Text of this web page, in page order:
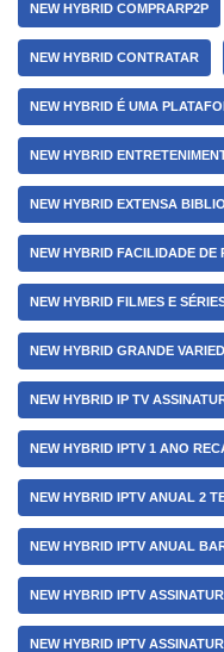
NEW HYBRID COMPRARP2P
NEW HYBRID CONTRATAR
NEW HYBRID É UMA
NEW HYBRID
NEW HYBRID EXTENSA
NEW HYBRID FACILIDADE DE
NEW HYBRID FILMES E
NEW HYBRID GRANDE
NEW HYBRID IP TV
NEW HYBRID IPTV 1 ANO
NEW HYBRID IPTV ANUAL 2
NEW HYBRID IPTV ANUAL
NEW HYBRID IPTV
NEW HYBRID IPTV